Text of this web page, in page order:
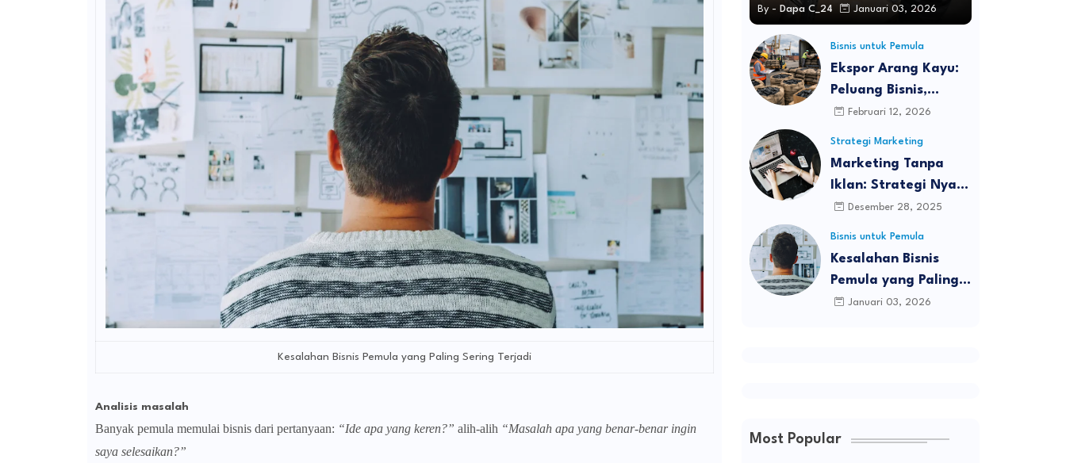
Kesalahan Bisnis Pemula yang Paling Sering Terjadi
Analisis masalah
Banyak pemula memulai bisnis dari pertanyaan: “Ide apa yang keren?” alih-alih “Masalah apa yang benar-benar ingin
saya selesaikan?”
By - Dapa C_24 Januari 03, 2026
Bisnis untuk Pemula
Ekspor Arang Kayu:
Peluang Bisnis,
Proses, dan
Global
Februari 12, 2026
Strategi Marketing
Marketing Tanpa
Iklan: Strategi Nyata
Membangun Bisnis
Bakar Budget
Desember 28, 2025
Bisnis untuk Pemula
Kesalahan Bisnis
Pemula yang Paling
Sering Terjadi dan
Januari 03, 2026
Most Popular